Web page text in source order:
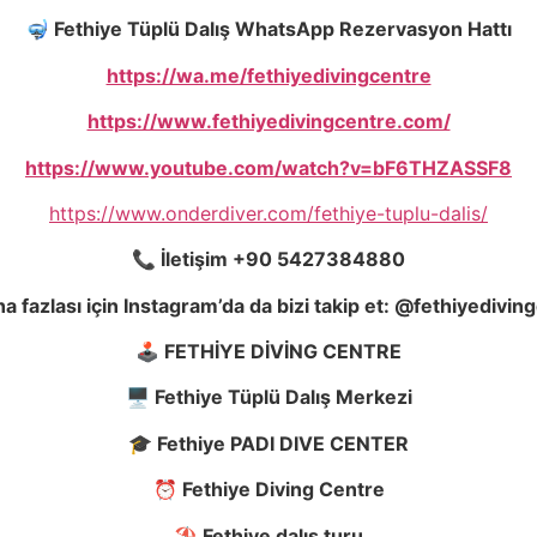
🤿 Fethiye Tüplü Dalış WhatsApp Rezervasyon Hattı
https://wa.me/fethiyedivingcentre
https://www.fethiyedivingcentre.com/
https://www.youtube.com/watch?v=bF6THZASSF8
https://www.onderdiver.com/fethiye-tuplu-dalis/
📞 İletişim +90 5427384880
fazlası için Instagram’da da bizi takip et:
🕹️ FETHİYE DİVİNG CENTRE
🖥️ Fethiye Tüplü DalışMerkezi
🎓 Fethiye PADI DIVE CENTER
⏰ Fethiye Diving Centre